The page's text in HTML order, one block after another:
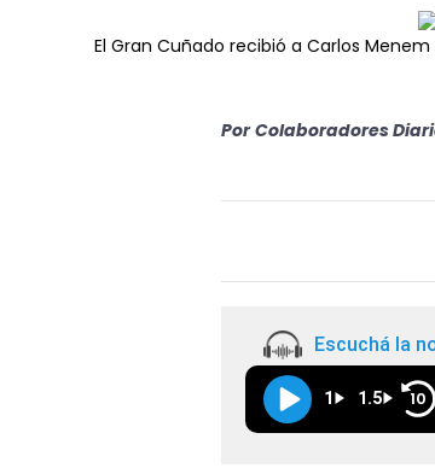
El Gran Cuñado recibió a Carlos Menem
Por Colaboradores
Escuchá la
1 1.5 10